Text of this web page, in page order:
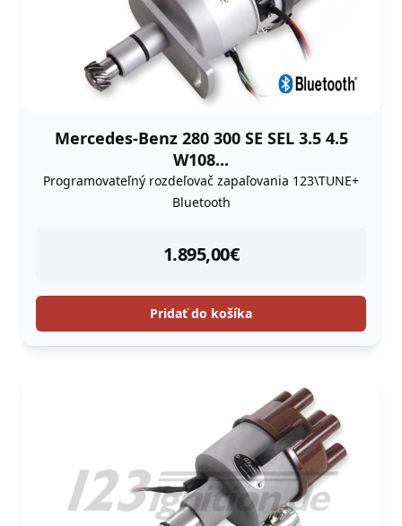
Mercedes-Benz 280 300 SE SEL 3.5 4.5
W108...
Programovateľný rozdeľovač zapaľovania 123\TUNE+
Bluetooth
1.895,00€
instock
Pridať do košíka